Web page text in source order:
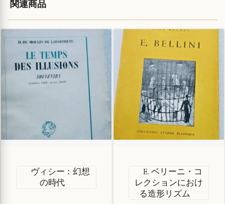
関連商品
ヴィシー：幻想
の時代
E. ベリーニ・コ
レクションにおけ
る造形リズム